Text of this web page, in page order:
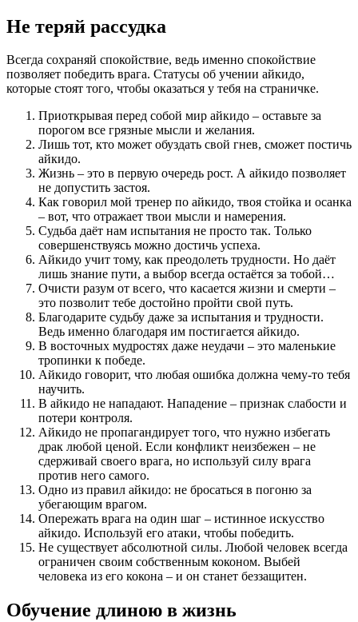
Не теряй рассудка
Всегда сохраняй спокойствие, ведь именно спокойствие
позволяет победить врага. Статусы об учении айкидо,
которые стоят того, чтобы оказаться у тебя на страничке.
Приоткрывая перед собой мир айкидо – оставьте за
порогом все грязные мысли и желания.
Лишь тот, кто может обуздать свой гнев, сможет постичь
айкидо.
Жизнь – это в первую очередь рост. А айкидо позволяет
не допустить застоя.
Как говорил мой тренер по айкидо, твоя стойка и осанка
– вот, что отражает твои мысли и намерения.
Судьба даёт нам испытания не просто так. Только
совершенствуясь можно достичь успеха.
Айкидо учит тому, как преодолеть трудности. Но даёт
лишь знание пути, а выбор всегда остаётся за тобой…
Очисти разум от всего, что касается жизни и смерти –
это позволит тебе достойно пройти свой путь.
Благодарите судьбу даже за испытания и трудности.
Ведь именно благодаря им постигается айкидо.
В восточных мудростях даже неудачи – это маленькие
тропинки к победе.
Айкидо говорит, что любая ошибка должна чему-то тебя
научить.
В айкидо не нападают. Нападение – признак слабости и
потери контроля.
Айкидо не пропагандирует того, что нужно избегать
драк любой ценой. Если конфликт неизбежен – не
сдерживай своего врага, но используй силу врага
против него самого.
Одно из правил айкидо: не бросаться в погоню за
убегающим врагом.
Опережать врага на один шаг – истинное искусство
айкидо. Используй его атаки, чтобы победить.
Не существует абсолютной силы. Любой человек всегда
ограничен своим собственным коконом. Выбей
человека из его кокона – и он станет беззащитен.
Обучение длиною в жизнь